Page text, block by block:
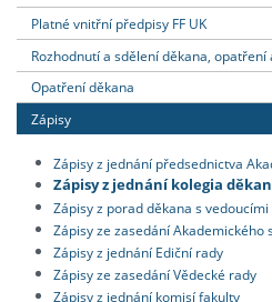
Platné vnitřní předpisy FF UK
Rozhodnutí a sdělení děkana,
Opatření děkana
Zápisy
Zápisy z jednání předsednictva
Zápisy z jednání kolegia
Zápisy z porad děkana s
Zápisy ze zasedání Akademického
Zápisy z jednání Ediční rady
Zápisy ze zasedání Vědecké rady
Zápisy z jednání komisí fakulty